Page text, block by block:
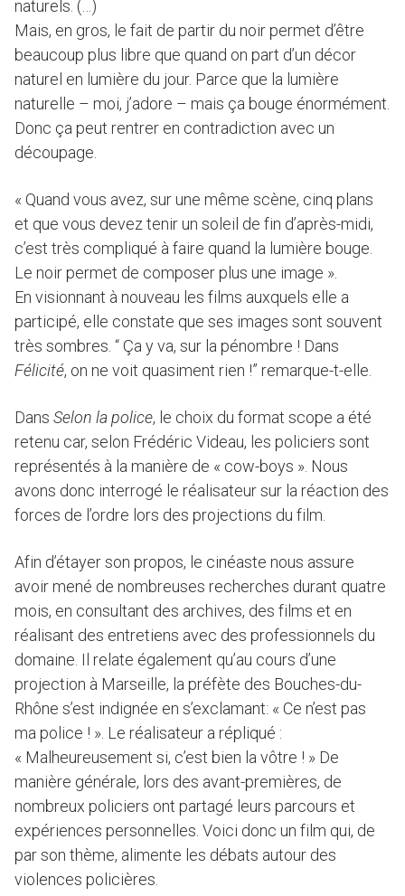
naturels. (…)
Mais, en gros, le fait de partir du noir permet d’être
beaucoup plus libre que quand on part d’un décor
naturel en lumière du jour. Parce que la lumière
naturelle – moi, j’adore – mais ça bouge énormément.
Donc ça peut rentrer en contradiction avec un
découpage.
« Quand vous avez, sur une même scène, cinq plans
et que vous devez tenir un soleil de fin d’après-midi,
c’est très compliqué à faire quand la lumière bouge.
Le noir permet de composer plus une image ».
En visionnant à nouveau les films auxquels elle a
participé, elle constate que ses images sont souvent
très sombres. “ Ça y va, sur la pénombre ! Dans
Félicité, on ne voit quasiment rien !” remarque-t-elle.
Dans Selon la police, le choix du format scope a été
retenu car, selon Frédéric Videau, les policiers sont
représentés à la manière de « cow-boys ». Nous
avons donc interrogé le réalisateur sur la réaction des
forces de l’ordre lors des projections du film.
Afin d’étayer son propos, le cinéaste nous assure
avoir mené de nombreuses recherches durant quatre
mois, en consultant des archives, des films et en
réalisant des entretiens avec des professionnels du
domaine. Il relate également qu’au cours d’une
projection à Marseille, la préfète des Bouches-du-
Rhône s’est indignée en s’exclamant: « Ce n’est pas
ma police ! ». Le réalisateur a répliqué :
« Malheureusement si, c’est bien la vôtre ! » De
manière générale, lors des avant-premières, de
nombreux policiers ont partagé leurs parcours et
expériences personnelles. Voici donc un film qui, de
par son thème, alimente les débats autour des
violences policières.